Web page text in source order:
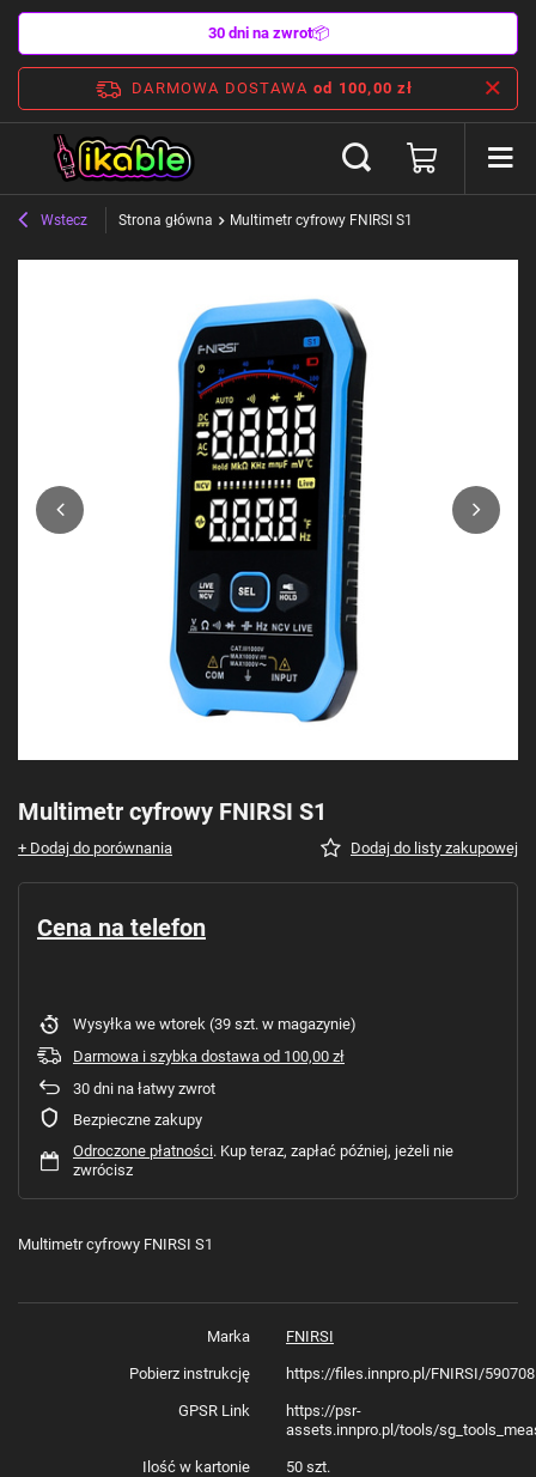
30 dni na zwrot📦
DARMOWA DOSTAWA od 100,00 zł
Wstecz Strona główna Multimetr cyfrowy FNIRSI S1
Multimetr cyfrowy FNIRSI S1
+ Dodaj do porównania Dodaj do listy zakupowej
Cena na telefon
Wysyłka we wtorek (39 szt. w magazynie)
Darmowa i szybka dostawa od 100,00 zł
30 dni na łatwy zwrot
Bezpieczne zakupy
Odroczone płatności. Kup teraz, zapłać później, jeżeli nie
zwrócisz
Multimetr cyfrowy FNIRSI S1
Marka FNIRSI
Pobierz instrukcję https://files.innpro.pl/FNIRSI/
GPSR Link
https://psr-
assets.innpro.pl/tools/
Ilość w kartonie 50 szt.